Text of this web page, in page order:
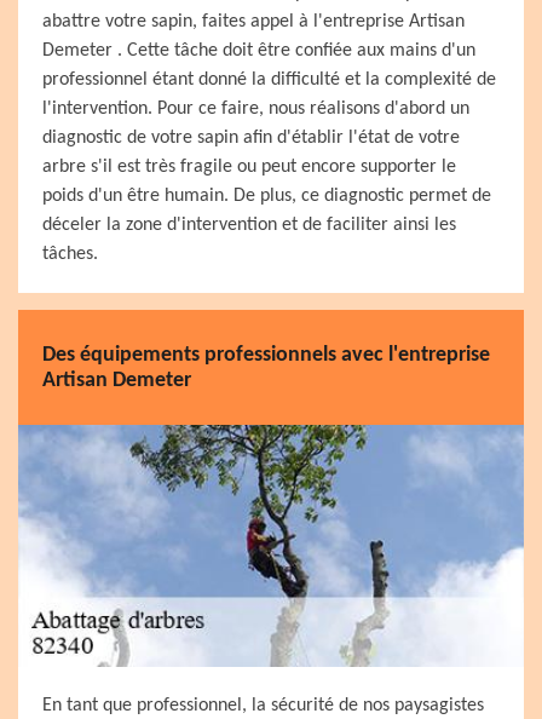
abattre votre sapin, faites appel à l'entreprise Artisan
Demeter . Cette tâche doit être confiée aux mains d'un
professionnel étant donné la difficulté et la complexité de
l'intervention. Pour ce faire, nous réalisons d'abord un
diagnostic de votre sapin afin d'établir l'état de votre
arbre s'il est très fragile ou peut encore supporter le
poids d'un être humain. De plus, ce diagnostic permet de
déceler la zone d'intervention et de faciliter ainsi les
tâches.
Des équipements professionnels avec l'entreprise
Artisan Demeter
En tant que professionnel, la sécurité de nos paysagistes